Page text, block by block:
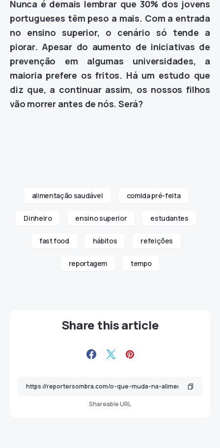
Nunca é demais lembrar que 30% dos jovens
portugueses têm peso a mais. Com a entrada
no ensino superior, o cenário só tende a
piorar. Apesar do aumento de iniciativas de
prevenção em algumas universidades, a
maioria prefere os fritos. Há um estudo que
diz que, a continuar assim, os nossos filhos
vão morrer antes de nós. Será?
alimentação saudável comida pré-feita
Dinheiro ensino superior estudantes
fast food hábitos refeições
reportagem tempo
Share this article
Shareable URL